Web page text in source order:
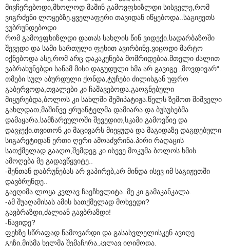
მივჩერებოდი,მხოლოდ მაშინ გამოვფხიზლდი სისველე,რომ
ვიგრძენი ლოყებზე.ყველაფერი თავიდან იწყებოდა..საგიჟეთს
ვუბრუნდებოდი.
რომ გამოვფხიზლდი დათას სახლის წინ ვიდექი.სადარბაზოში
შევედი და სამი სართული ფეხით ავირბინე.ვიცოდი მარტო
იქნებოდა ასე,რომ არც დაკაკუნება მომრიდებია.მთელი ძალით
ვაბრახუნებდი სანამ მისი დაგუდული ხმა არ გავიგე „მოვდივარ“.
თმები სულ აბურდული ქონდა,ტუჩები ძილისგან უფრო
გაბერვოდა,თვალები კი ჩაშავებოდა.გაოგნებული
მიყურებდა,ბოლოს კი სახლში შემიპატიჟა.წელს ზემოთ შიშველი
გახლდათ,მაშინვე ჟრუანტელმა დამიარა და ბუსუსებმა
დამაყარა.სამზარეულოში შევედით,სკამი გამოვწიე და
დავჯექი.თვითონ კი მაცივარს მიეყუდა და მაგიდაზე დაგდებული
სიგარეტიდან ერთი ღერი ამოაძვრინა.პირი რაღაცის
სათქმელად გააღო,შემდეგ კი ისევე მოკუმა.ბოლოს ხმის
ამოღება მე გადავწყვიტე..
-შენთან დაბრუნებას არ ვაპირებ,არ მინდა ისევ იმ საგიჟეთში
დავბრუნდე..
გაეღიმა.ლოყა კვლავ ჩაეჩხვლიტა..მე კი გამაკანკალა.
-ამ შუაღამისას ამის სათქმელად მოხვედი?
გავბრაზდი,ძალიან გავბრაზდი!
-წავიდე?
ფეხზე სწრაფად წამოვარდი და გასასვლელისკენ ავიღე
გეზი.მისმა ხელმა შემაჩერა.კვლავ იღიმოდა.